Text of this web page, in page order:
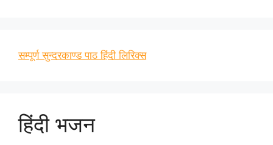
सम्पूर्ण सुन्दरकाण्ड पाठ हिंदी लिरिक्स
हिंदी भजन